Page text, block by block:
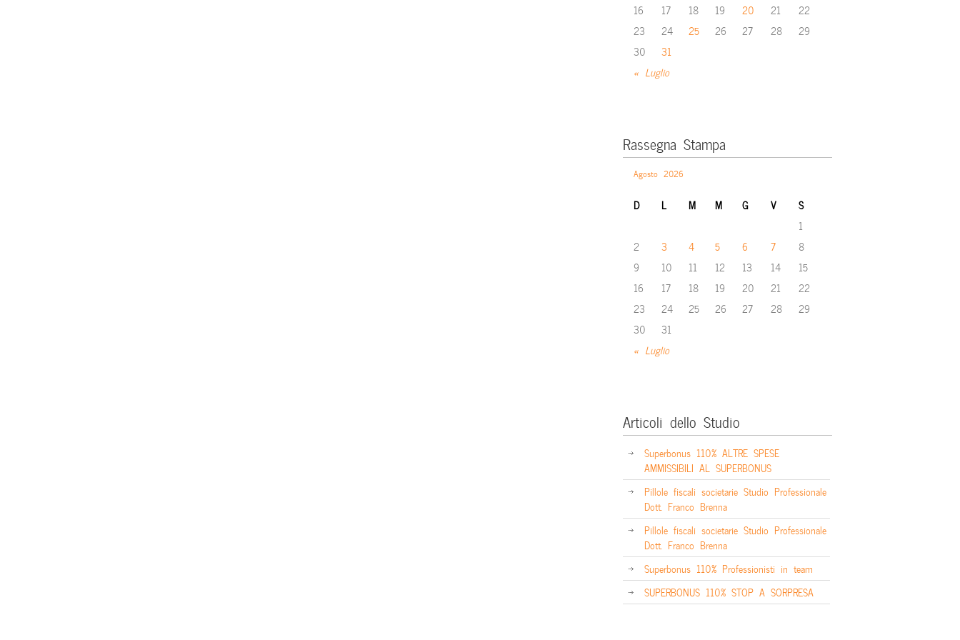
« Luglio
16
17 18 19 20 21
22
23
24 25 26 27 28
29
30
31
Rassegna Stampa
Agosto 2026
D L M M G V S
« Luglio
1
2
3 4 5 6 7
8
9
10 11 12 13 14
15
16
17 18 19 20 21
22
23
24 25 26 27 28
29
30
31
Articoli dello Studio
Superbonus 110% ALTRE SPESE
AMMISSIBILI AL SUPERBONUS
Pillole fiscali societarie Studio Professionale
Dott. Franco Brenna
Pillole fiscali societarie Studio Professionale
Dott. Franco Brenna
Superbonus 110% Professionisti in team
SUPERBONUS 110% STOP A SORPRESA